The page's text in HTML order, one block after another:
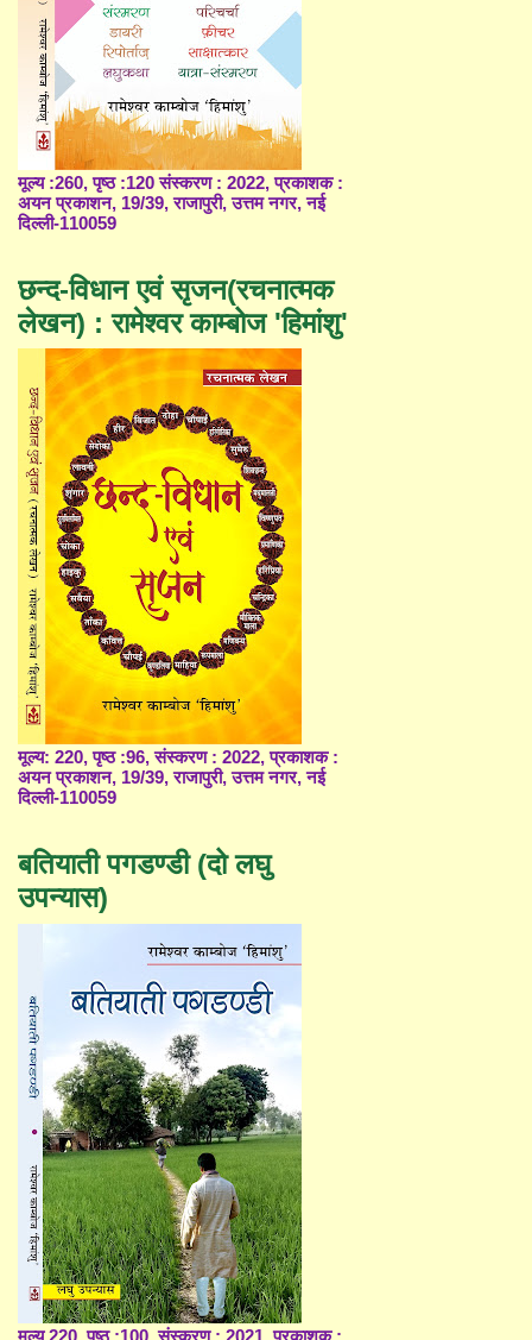
मूल्य :260, पृष्ठ :120 संस्करण : 2022, प्रकाशक :
अयन प्रकाशन, 19/39, राजापुरी, उत्तम नगर, नई
दिल्ली-110059
छन्द-विधान एवं सृजन(रचनात्मक
लेखन) : रामेश्वर काम्बोज 'हिमांशु'
मूल्य: 220, पृष्ठ :96, संस्करण : 2022, प्रकाशक :
अयन प्रकाशन, 19/39, राजापुरी, उत्तम नगर, नई
दिल्ली-110059
बतियाती पगडण्डी (दो लघु
उपन्यास)